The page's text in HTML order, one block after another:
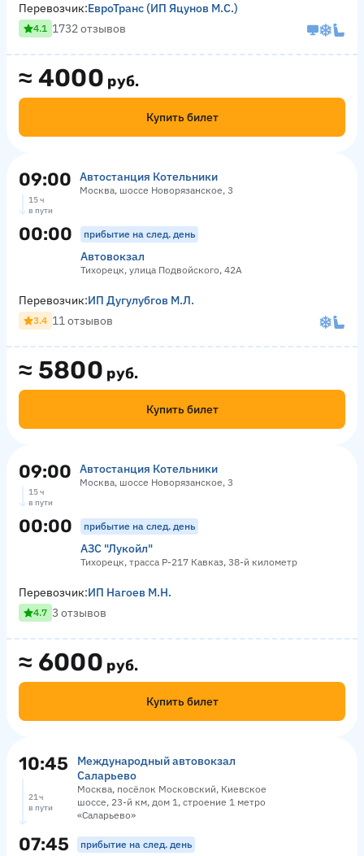
≈ 4000 руб.
Купить билет
Перевозчик:ЕвроТранс (ИП Яцунов М.С.)
4.1 1732 отзывов
09:00 Автостанция Котельники
Москва, шоссе Новорязанское, 3
15 ч
в пути
00:00 прибытие на след. день
Автовокзал
Тихорецк, улица Подвойского, 42А
≈ 5800 руб.
Купить билет
Перевозчик:ИП Дугулубгов М.Л.
3.4 11 отзывов
09:00 Автостанция Котельники
Москва, шоссе Новорязанское, 3
15 ч
в пути
00:00 прибытие на след. день
АЗС "Лукойл"
Тихорецк, трасса Р-217 Кавказ, 38-й километр
≈ 6000 руб.
Купить билет
Перевозчик:ИП Нагоев М.Н.
4.7 3 отзывов
10:45
Международный автовокзал
Саларьево
Москва, посёлок Московский, Киевское
шоссе, 23-й км, дом 1, строение 1 метро
«Саларьево»
21 ч
в пути
07:45 прибытие на след. день